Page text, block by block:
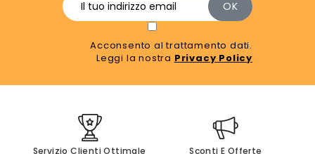
Acconsento al trattamento dati.
Leggi la nostra Privacy Policy
Servizio Clienti Ottimale Sconti E Offerte